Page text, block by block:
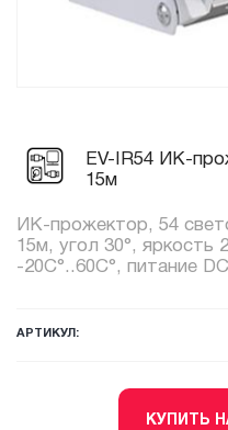
EV-IR54 ИК-
15м
ИК-прожектор, 54
15м, угол 30°, яркость
-20C°..60C°, питание
АРТИКУЛ:
КУПИТЬ